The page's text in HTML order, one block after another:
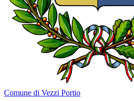
Comune di Vezzi Portio